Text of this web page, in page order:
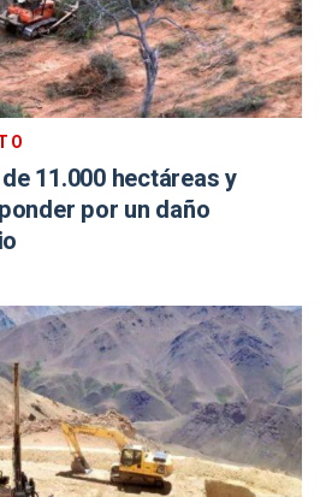
11.000 hectáreas y
por un daño